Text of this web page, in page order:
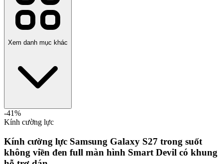
Xem danh mục khác
-41%
Kính cường lực
Kính cường lực Samsung Galaxy S27 trong suốt
không viền đen full màn hình Smart Devil có khung